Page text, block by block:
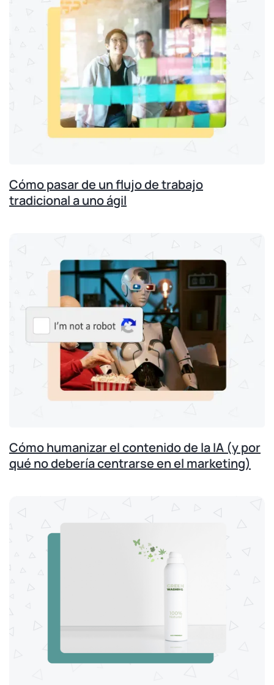
Cómo pasar de un flujo de trabajo
tradicional a uno ágil
Cómo humanizar el contenido de la IA (y por
qué no debería centrarse en el marketing)